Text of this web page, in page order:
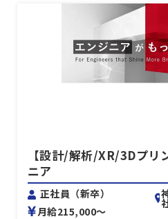
【設計/解析/XR/3Dプリ
ニア
正社員（新卒）
月給215,000〜